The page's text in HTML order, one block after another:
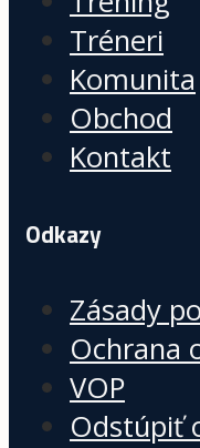
Tréneri
Komunita
Obchod
Kontakt
Odkazy
Zásady
Ochrana
VOP
Odstúpiť